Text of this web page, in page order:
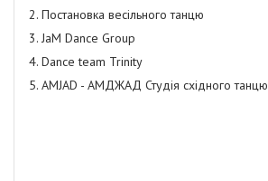
Постановка весільного танцю
JaM Dance Group
Dance team Trinity
AMJAD - АМДЖАД Студія східного танцю